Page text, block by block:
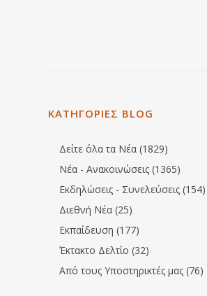
ΚΑΤΗΓΟΡΙΕΣ BLOG
Δείτε όλα τα Νέα (1829)
Νέα - Ανακοινώσεις (1365)
Εκδηλώσεις - Συνελεύσεις (154)
Διεθνή Νέα (25)
Εκπαίδευση (177)
Έκτακτο Δελτίο (32)
Από τους Υποστηρικτές μας (76)